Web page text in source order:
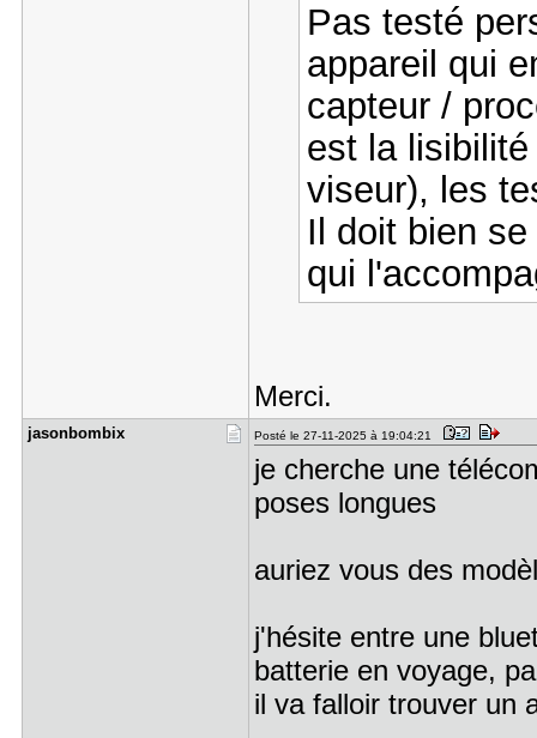
Pas testé
appareil qui
capteur /
est la
viseur), les
Il doit bien
qui
Merci.
jasonbombi​x Posté le 27-11-2025 à 19:04:21
je cherche une
poses longues
auriez vous des
j'hésite entre une
batterie en voyage,
il va falloir trouver un